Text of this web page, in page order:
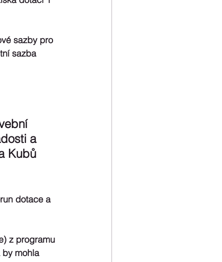
sazby pro
sazba
a
Kubů
dotace a
z programu
by mohla